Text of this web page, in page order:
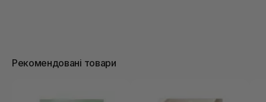
Рекомендовані товари